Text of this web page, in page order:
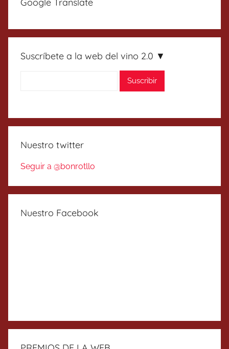
Suscríbete a la web del vino 2.0 ▼
Nuestro twitter
Seguir a @bonrotllo
Nuestro Facebook